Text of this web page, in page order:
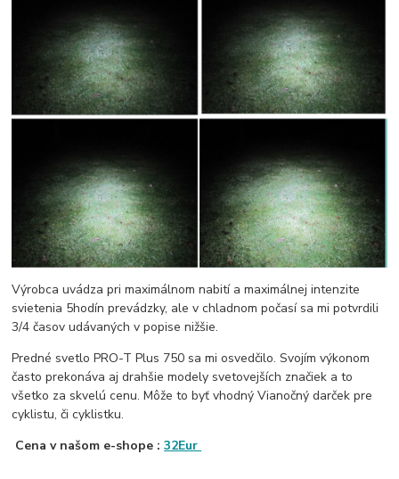
Výrobca uvádza pri maximálnom nabití a maximálnej intenzite
svietenia 5hodín prevádzky, ale v chladnom počasí sa mi potvrdili
3/4 časov udávaných v popise nižšie.
Predné svetlo PRO-T Plus 750 sa mi osvedčilo. Svojím výkonom
často prekonáva aj drahšie modely svetovejších značiek a to
všetko za skvelú cenu. Môže to byť vhodný Vianočný darček pre
cyklistu, či cyklistku.
Cena v našom e-shope :32Eur